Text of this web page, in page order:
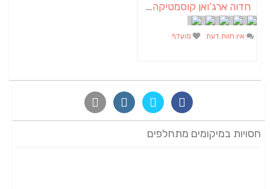
חדוה ארג’ואן קוסמטיקה הוליסטית
אין חוות דעת מועדף
חסויות במיקומים מתחלפים